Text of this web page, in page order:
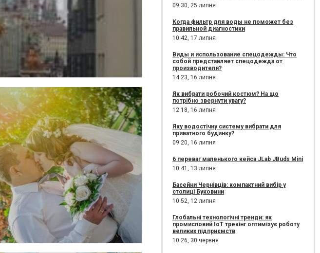
09:30, 25 липня
Когда фильтр для воды не поможет без
правильной диагностики
10:42, 17 липня
Виды и использование спецодежды: Что
собой представляет спецодежда от
производителя?
14:23, 16 липня
Як вибрати робочий костюм? На що
потрібно звернути увагу?
12:18, 16 липня
Яку водостічну систему вибрати для
приватного будинку?
09:20, 16 липня
6 переваг маленького кейса JLab JBuds Mini
10:41, 13 липня
Басейни Чернівців: компактний вибір у
столиці Буковини
10:52, 12 липня
Глобальні технологічні тренди: як
промисловий IoT трекінг оптимізує роботу
великих підприємств
10:26, 30 червня